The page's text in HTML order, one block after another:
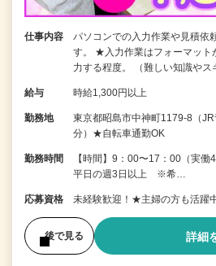
仕事内容
パソコンでの入力作業や見積依
す。 ★入力作業はフォーマット
力する程度。 （難しい知識や
給与 時給1,300円以上
勤務地
東京都昭島市中神町1179-8（
分）★自転車通勤OK
勤務時間
【時間】9：00〜17：00（実働
平日の週3日以上 ※希…
応募資格 未経験歓迎！★主婦の方も活
後で見る 詳細